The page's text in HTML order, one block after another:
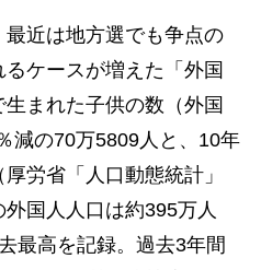
近は地方選でも争点の
ケースが増えた「外国
まれた子供の数（外国
減の70万5809人と、10年
労省「人口動態統計」
国人人口は約395万人
最高を記録。過去3年間